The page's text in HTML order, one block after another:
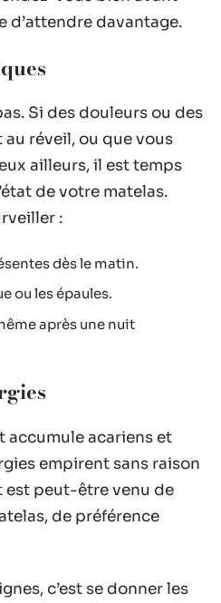
d’attendre davantage.
Si des douleurs ou des
réveil, ou que vous
ailleurs, il est temps
de votre matelas.
:
dès le matin.
ou les épaules.
après une nuit
accumule acariens et
empirent sans raison
est peut-être venu de
de préférence
c’est se donner les